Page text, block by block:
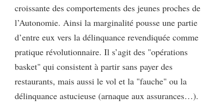
croissante des comportements des jeunes proches de
l’Autonomie. Ainsi la marginalité pousse une partie
d’entre eux vers la délinquance revendiquée comme
pratique révolutionnaire. Il s’agit des "opérations
basket" qui consistent à partir sans payer des
restaurants, mais aussi le vol et la "fauche" ou la
délinquance astucieuse (arnaque aux assurances…).